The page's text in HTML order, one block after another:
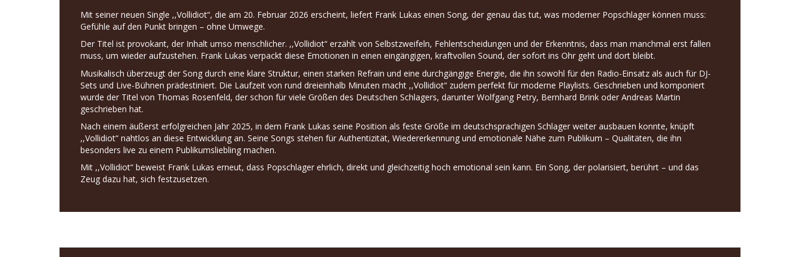
Mit seiner neuen Single ,,Vollidiot“, die am 20. Februar 2026 erscheint, liefert Frank Lukas einen Song, der genau das tut, was moderner Popschlager können muss:
Gefühle auf den Punkt bringen – ohne Umwege.
Der Titel ist provokant, der Inhalt umso menschlicher. ,,Vollidiot“ erzählt von Selbstzweifeln, Fehlentscheidungen und der Erkenntnis, dass man manchmal erst fallen
muss, um wieder aufzustehen. Frank Lukas verpackt diese Emotionen in einen eingängigen, kraftvollen Sound, der sofort ins Ohr geht und dort bleibt.
Musikalisch überzeugt der Song durch eine klare Struktur, einen starken Refrain und eine durchgängige Energie, die ihn sowohl für den Radio-Einsatz als auch für DJ-
Sets und Live-Bühnen prädestiniert. Die Laufzeit von rund dreieinhalb Minuten macht ,,Vollidiot“ zudem perfekt für moderne Playlists. Geschrieben und komponiert
wurde der Titel von Thomas Rosenfeld, der schon für viele Größen des Deutschen Schlagers, darunter Wolfgang Petry, Bernhard Brink oder Andreas Martin
geschrieben hat.
Nach einem äußerst erfolgreichen Jahr 2025, in dem Frank Lukas seine Position als feste Größe im deutschsprachigen Schlager weiter ausbauen konnte, knüpft
,,Vollidiot“ nahtlos an diese Entwicklung an. Seine Songs stehen für Authentizität, Wiedererkennung und emotionale Nähe zum Publikum – Qualitäten, die ihn
besonders live zu einem Publikumsliebling machen.
Mit ,,Vollidiot“ beweist Frank Lukas erneut, dass Popschlager ehrlich, direkt und gleichzeitig hoch emotional sein kann. Ein Song, der polarisiert, berührt – und das
Zeug dazu hat, sich festzusetzen.